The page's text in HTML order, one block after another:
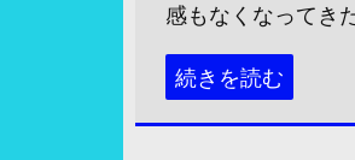
感もなくなってき
続きを読む